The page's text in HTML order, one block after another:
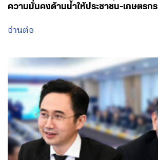
ความมั่นคงด้านน้ำให้ประชาชน-เกษตรกร
อ่านต่อ